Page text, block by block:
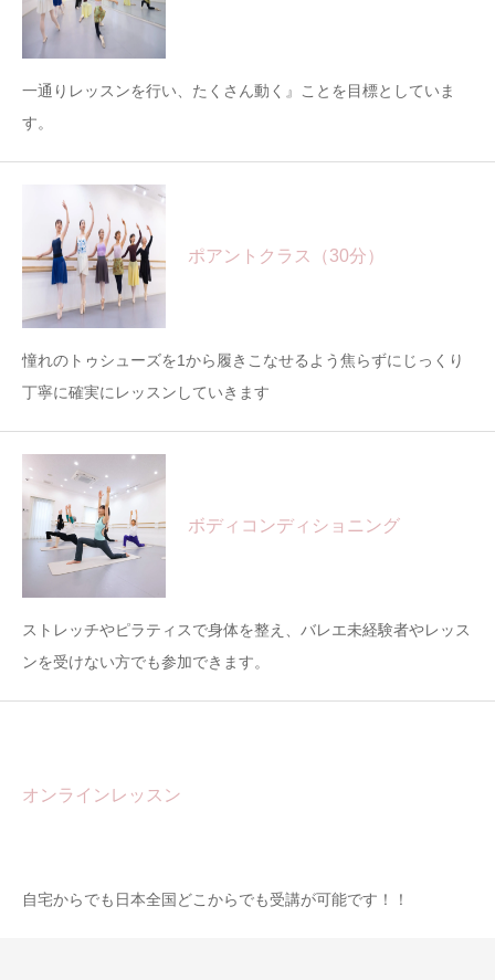
一通りレッスンを行い、たくさん動く』ことを目標としていま
す。
ポアントクラス（30分）
憧れのトゥシューズを1から履きこなせるよう焦らずにじっくり
丁寧に確実にレッスンしていきます
ボディコンディショニング
ストレッチやピラティスで身体を整え、バレエ未経験者やレッス
ンを受けない方でも参加できます。
オンラインレッスン
自宅からでも日本全国どこからでも受講が可能です！！